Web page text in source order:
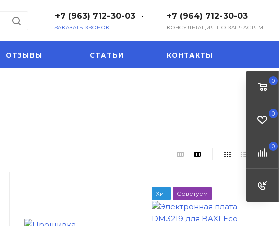
+7 (963) 712-30-03
ЗАКАЗАТЬ ЗВОНОК
+7 (964) 712-30-03
КОНСУЛЬТАЦИЯ ПО ЗАПЧАСТЯМ
ОТЗЫВЫ СТАТЬИ КОНТАКТЫ
Хит Советуем
0
0
0